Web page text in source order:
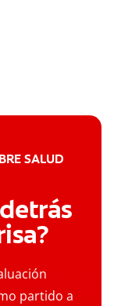
SALUD
partido a